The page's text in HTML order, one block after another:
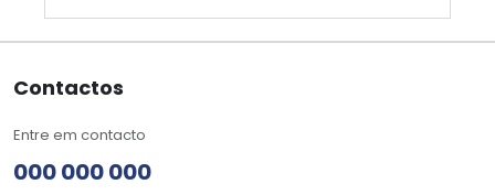
Contactos
Entre em contacto
000 000 000